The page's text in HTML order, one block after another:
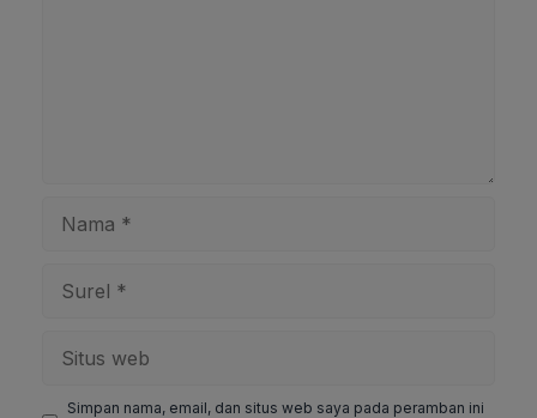
web
Simpan nama, email, dan situs web saya pada peramban ini